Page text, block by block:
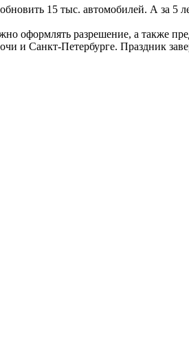
15 тыс. автомобилей. А за 5
оформлять разрешение, а также
и Санкт-Петербурге. Праздник